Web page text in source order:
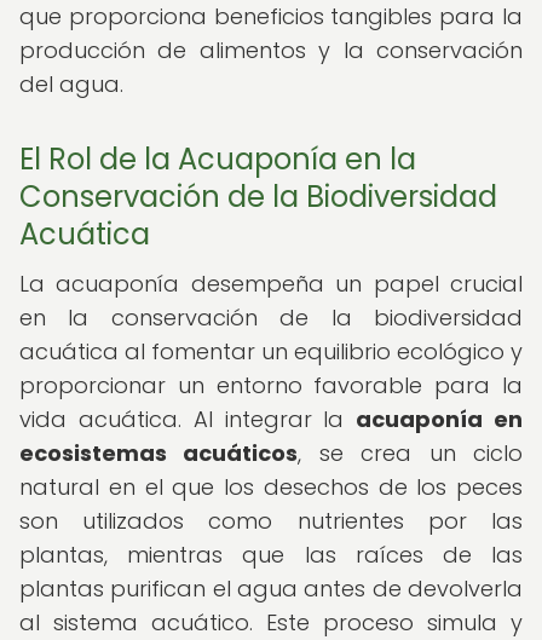
que proporciona beneficios tangibles para la
producción de alimentos y la conservación
del agua.
El Rol de la Acuaponía en la
Conservación de la Biodiversidad
Acuática
La acuaponía desempeña un papel crucial
en la conservación de la biodiversidad
acuática al fomentar un equilibrio ecológico y
proporcionar un entorno favorable para la
vida acuática. Al integrar la acuaponía en
ecosistemas acuáticos, se crea un ciclo
natural en el que los desechos de los peces
son utilizados como nutrientes por las
plantas, mientras que las raíces de las
plantas purifican el agua antes de devolverla
al sistema acuático. Este proceso simula y